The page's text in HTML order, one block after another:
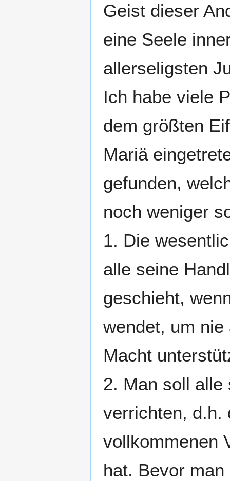
Geist dieser
eine Seele
allerseligsten
Ich habe viele
dem größten
Mariä
gefunden,
noch weniger
1. Die
alle seine
geschieht,
wendet, um
Macht
2. Man soll alle
verrichten, d.h.
vollkommenen
hat. Bevor